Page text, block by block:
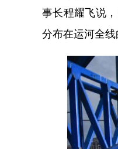
事长程耀飞说
分布在运河全线